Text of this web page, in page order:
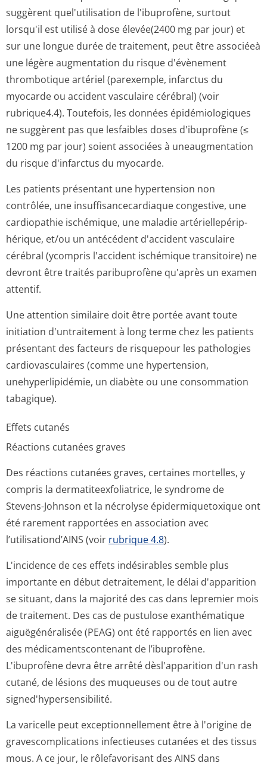
suggèrent quel'utilisation de l'ibuprofène, surtout
lorsqu'il est utilisé à dose élevée(2400 mg par jour) et
sur une longue durée de traitement, peut être associéeà
une légère augmentation du risque d'évènement
thrombotique artériel (parexemple, infarctus du
myocarde ou accident vasculaire cérébral) (voir
rubrique4.4). Toutefois, les données épidémiologiques
ne suggèrent pas que lesfaibles doses d'ibuprofène (≤
1200 mg par jour) soient associées à uneaugmentation
du risque d'infarctus du myocarde.
Les patients présentant une hypertension non
contrôlée, une insuffisancecar­diaque congestive, une
cardiopathie ischémique, une maladie artériellepérip­
hérique, et/ou un antécédent d'accident vasculaire
cérébral (ycompris l'accident ischémique transitoire) ne
devront être traités paribuprofène qu'après un examen
attentif.
Une attention similaire doit être portée avant toute
initiation d'untraitement à long terme chez les patients
présentant des facteurs de risquepour les pathologies
cardiovasculaires (comme une hypertension,
unehyperlipidémie, un diabète ou une consommation
tabagique).
Effets cutanés
Réactions cutanées graves
Des réactions cutanées graves, certaines mortelles, y
compris la dermatiteexfo­liatrice, le syndrome de
Stevens-Johnson et la nécrolyse épidermiquetoxique ont
été rarement rapportées en association avec
l’utilisationd’AINS (voir rubrique 4.8).
L'incidence de ces effets indésirables semble plus
importante en début detraitement, le délai d'apparition
se situant, dans la majorité des cas dans lepremier mois
de traitement. Des cas de pustulose exanthématique
aiguëgénéralisée (PEAG) ont été rapportés en lien avec
des médicamentscon­tenant de l’ibuprofène.
L'ibuprofène devra être arrêté dèsl'apparition d'un rash
cutané, de lésions des muqueuses ou de tout autre
signed'hypersen­sibilité.
La varicelle peut exceptionnellement être à l'origine de
gravescomplications infectieuses cutanées et des tissus
mous. A ce jour, le rôlefavorisant des AINS dans